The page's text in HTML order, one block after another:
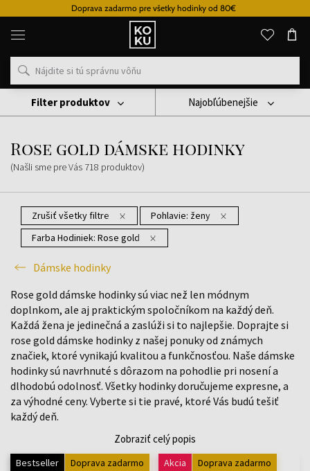
Doprava zadarmo pre všetky hodinky od 80€
Originálne
parfémy
hodinky
na
mieste
Hodinky
Dámske Hodinky Rose Gold Dámske Hodinky
Rose gold dámske hodinky
(Našli sme pre Vás 718 produktov)
Najobľúbenejšie
Zrušiť všetky filtre Pohlavie: ženy
Farba Hodiniek: Rose gold
Dámske hodinky
Filter produktov
Rose gold dámske hodinky sú viac než len módnym
doplnkom, ale aj praktickým spoločníkom na každý deň.
Každá žena je jedinečná a zaslúži si to najlepšie. Doprajte si
rose gold dámske hodinky z našej ponuky od známych
značiek, ktoré vynikajú kvalitou a funkčnosťou. Naše dámske
hodinky sú navrhnuté s dôrazom na pohodlie pri nosení a
dlhodobú odolnosť. Všetky hodinky doručujeme expresne, a
za výhodné ceny. Vyberte si tie pravé, ktoré Vás budú tešiť
každý deň.
Zobraziť celý popis
Bestseller Doprava zadarmo Akcia Doprava zadarmo